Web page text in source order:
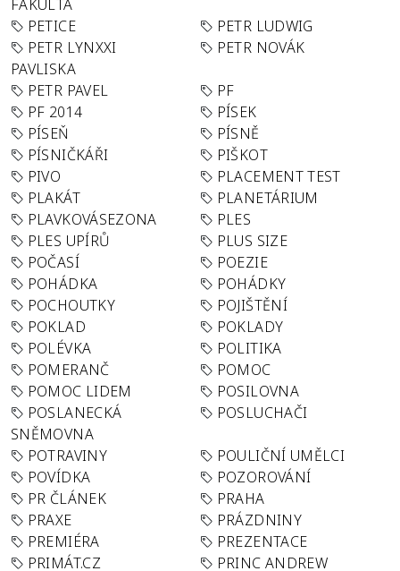
FAKULTA
PETICE
PETR LUDWIG
PETR LYNXXI
PAVLISKA
PETR NOVÁK
PETR PAVEL
PF
PF 2014
PÍSEK
PÍSEŇ
PÍSNĚ
PÍSNIČKÁŘI
PIŠKOT
PIVO
PLACEMENT TEST
PLAKÁT
PLANETÁRIUM
PLAVKOVÁSEZONA
PLES
PLES UPÍRŮ
PLUS SIZE
POČASÍ
POEZIE
POHÁDKA
POHÁDKY
POCHOUTKY
POJIŠTĚNÍ
POKLAD
POKLADY
POLÉVKA
POLITIKA
POMERANČ
POMOC
POMOC LIDEM
POSILOVNA
POSLANECKÁ
SNĚMOVNA
POSLUCHAČI
POTRAVINY
POULIČNÍ UMĚLCI
POVÍDKA
POZOROVÁNÍ
PR ČLÁNEK
PRAHA
PRAXE
PRÁZDNINY
PREMIÉRA
PREZENTACE
PRIMÁT.CZ
PRINC ANDREW